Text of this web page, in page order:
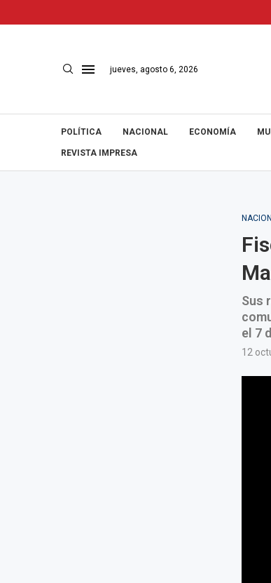
jueves, agosto 6, 2026
POLÍTICA NACIONAL ECONOMÍA
REVISTA IMPRESA
Sus
el 7
12